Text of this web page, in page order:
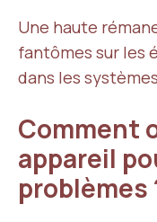
Une haute
fantômes sur les
dans les
Comment
appareil
problèmes